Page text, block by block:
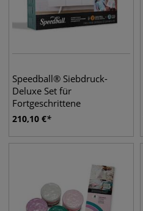
Speedball® Siebdruck-
Deluxe Set für
Fortgeschrittene
210,10 €